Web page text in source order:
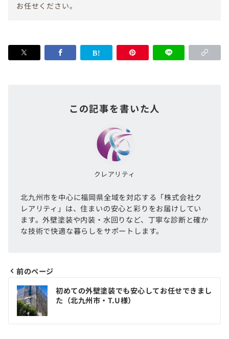
お任せください。
この記事を書いた人
クレアリティ
北九州市を中心に福岡県全域を対応する「株式会社ク
レアリティ」は、住まいの安心と彩りをお届けしてい
ます。外壁塗装や内装・水回りなど、丁寧な診断と確か
な技術で快適な暮らしをサポートします。
前のページ
初めての外壁塗装でも安心してお任せできまし
た（北九州市・T.U様）